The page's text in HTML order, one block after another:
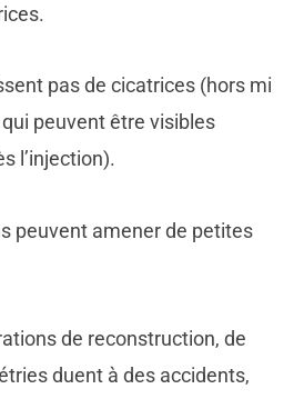
pas de cicatrices (hors mi
peuvent être visibles
l’injection).
peuvent amener de petites
de reconstruction, de
duent à des accidents,